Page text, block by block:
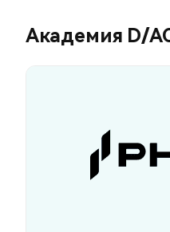
Академия D/